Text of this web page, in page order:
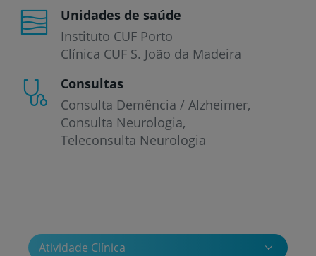
Unidades de saúde
Instituto CUF Porto
Clínica CUF S. João da Madeira
Consultas
Consulta Demência / Alzheimer
Consulta Neurologia
Teleconsulta Neurologia
Atividade Clínica